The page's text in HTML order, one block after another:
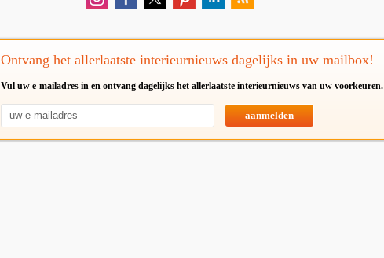
Ontvang het allerlaatste interieurnieuws dagelijks in uw mailbox!
Vul uw e-mailadres in en ontvang dagelijks het allerlaatste interieurnieuws van uw voorkeuren.
aanmelden